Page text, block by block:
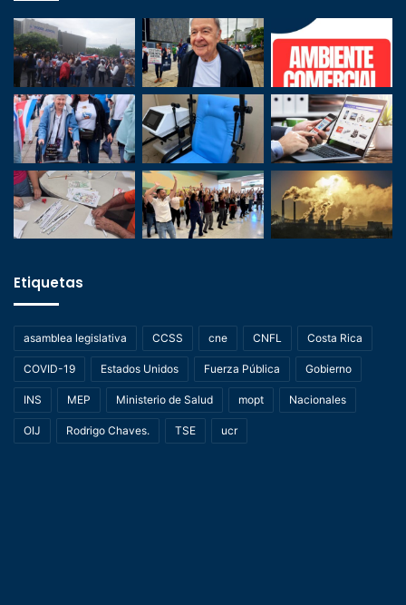
Etiquetas
asamblea legislativa CCSS cne CNFL Costa Rica
COVID-19 Estados Unidos Fuerza Pública Gobierno
INS MEP Ministerio de Salud mopt Nacionales
OIJ Rodrigo Chaves. TSE ucr